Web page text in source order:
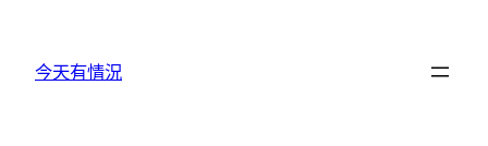
今天有情況